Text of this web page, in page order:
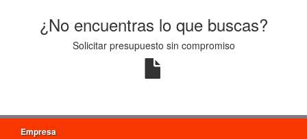
¿No encuentras lo que buscas?
Solicitar presupuesto sin compromiso
Empresa